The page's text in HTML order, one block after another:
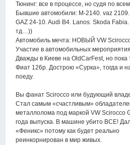
Тюнинг: все в процессе, но судя по
Бывшие автомобили: M-2140. vaz 2109.
GAZ 24-10. Audi B4. Lanos. Skoda
тд…))
Автомобиль мечта: НОВЫЙ VW
Участие в автомобильных
Дважды в Киеве на OldCarFest, но пока
Фиат 126р. Дострою «Сурка», тогда и
поеду.
Вы фанат Scirocco или будующий
Стал самым «счастливым»
металлолома под маркой VW Scirocco
года выпуска. В машине убито ВСЕ!
«Феникс» потому как будет реально
реинкорнирован в мир живых.